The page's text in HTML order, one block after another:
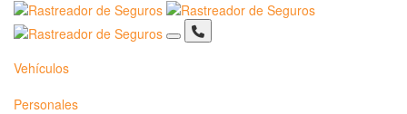
Vehículos
Personales